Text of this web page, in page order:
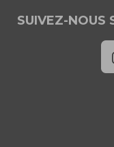
SUIVEZ-NOUS